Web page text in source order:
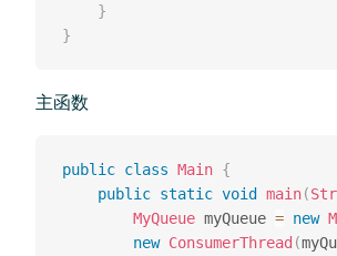
}
}
主函数
public class Main {
public static void main(
MyQueue myQueue = new
new ConsumerThread (